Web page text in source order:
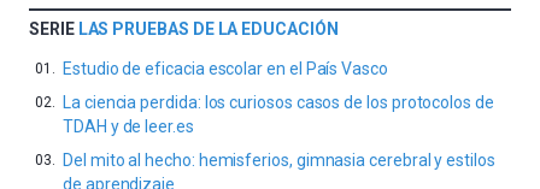
SERIE LAS PRUEBAS DE LA EDUCACIÓN
Estudio de eficacia escolar en el País Vasco
La ciencia perdida: los curiosos casos de los protocolos de
TDAH y de leer.es
Del mito al hecho: hemisferios, gimnasia cerebral y estilos
de aprendizaje